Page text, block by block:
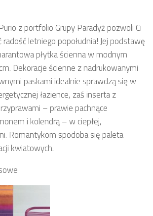
z portfolio Grupy Paradyż pozwoli Ci
radość letniego popołudnia! Jej podstawę
płytka ścienna w modnym
Dekoracje ścienne z nadrukowanymi
paskami idealnie sprawdzą się w
łazience, zaś inserta z
– prawie pachnące
i kolendrą – w ciepłej,
Romantykom spodoba się paleta
kwiatowych.